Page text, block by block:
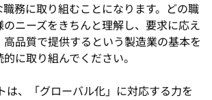
務に取り組むことになります。どの職
ニーズをきちんと理解し、要求に応え
高品質で提供するという製造業の基本を
に取り組んでください。
は、「グローバル化」に対応する力を